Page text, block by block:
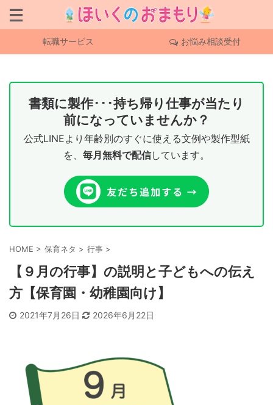
転職サービス お悩み相談受付
書類に製作･･･持ち帰り仕事が当たり
前になっていませんか？
公式LINEより年齢別のすぐに使える文例や製作型紙
を、 毎月無料で配信しています。
HOME > 保育ネタ > 行事 >
【９月の行事】の説明と子どもへの伝え
方【保育園・幼稚園向け】
2021年7月26日 2026年6月22日